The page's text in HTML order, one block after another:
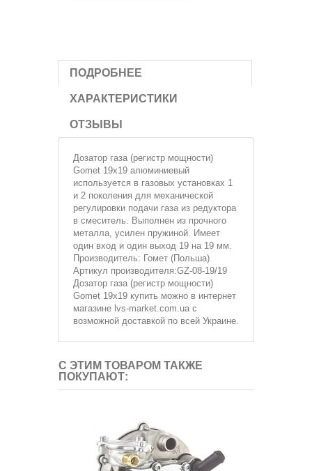
ПОДРОБНЕЕ
ХАРАКТЕРИСТИКИ
ОТЗЫВЫ
Дозатор газа (регистр мощности)
Gomet 19х19 алюминиевый
используется в газовых установках 1
и 2 поколения для механической
регулировки подачи газа из редуктора
в смеситель. Выполнен из прочного
металла, усилен пружиной. Имеет
один вход и один выход 19 на 19 мм.
Производитель: Гомет (Польша)
Артикул производителя:GZ-08-19/19
Дозатор газа (регистр мощности)
Gomet 19х19 купить можно в интернет
магазине lvs-market.com.ua с
возможной доставкой по всей Украине.
С ЭТИМ ТОВАРОМ ТАКЖЕ
ПОКУПАЮТ: